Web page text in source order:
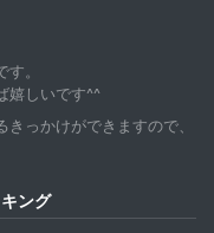
。
嬉しいです^^
きっかけができますので、
ング